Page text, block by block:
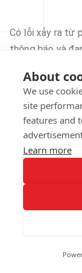
About
We use
site
features and
Learn more
Có lỗi xảy ra từ
thông báo và